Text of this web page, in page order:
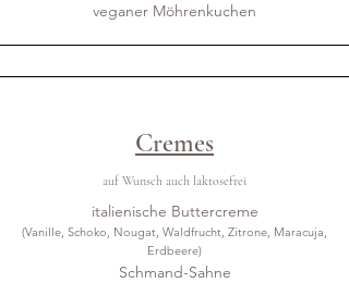
veganer Möhrenkuchen
Cremes
auf Wunsch auch laktosefrei
italienische Buttercreme
(Vanille, Schoko, Nougat, Waldfrucht, Zitrone, Maracuja,
Erdbeere)
Schmand-Sahne